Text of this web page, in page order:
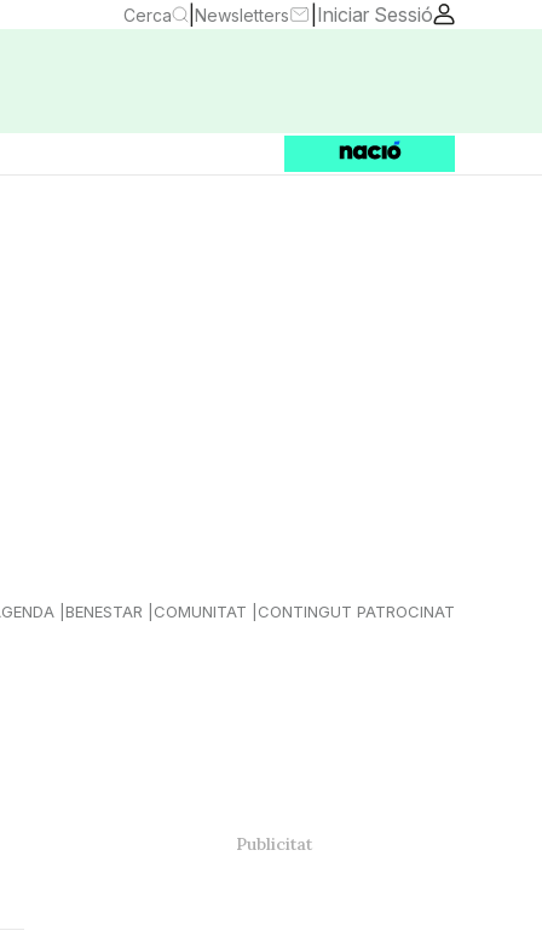
Cerca Newsletters Iniciar Sessió
BENESTAR COMUNITAT CONTINGUT PATROCINAT